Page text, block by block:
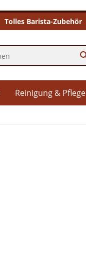
Tolles Barista-Zubehör
Reinigung & Pflege